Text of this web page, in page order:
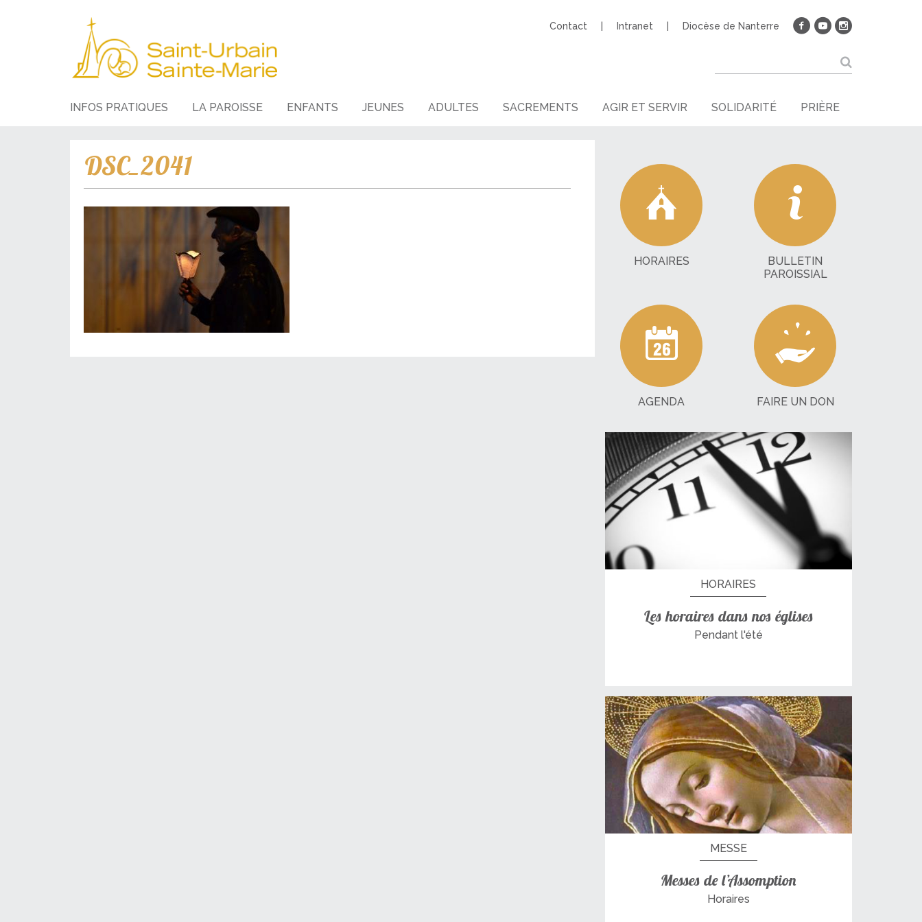
Contact Intranet Diocèse de Nanterre
INFOS PRATIQUES LA PAROISSE ENFANTS JEUNES ADULTES SACREMENTS AGIR ET SERVIR SOLIDARITÉ PRIÈRE
DSC_2041
HORAIRES
BULLETIN
PAROISSIAL
AGENDA FAIRE UN DON
HORAIRES
Les horaires dans nos églises
Pendant l'été
MESSE
Messes de l’Assomption
Horaires